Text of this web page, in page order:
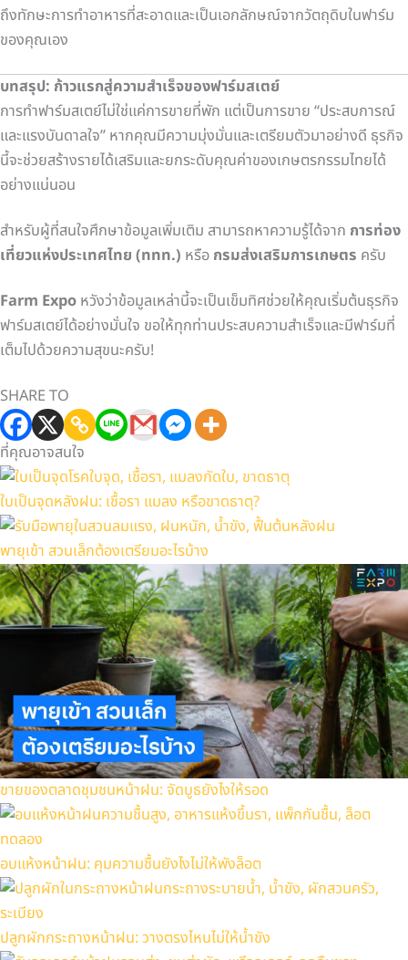
ถึงทักษะการทำอาหารที่สะอาดและเป็นเอกลักษณ์จากวัตถุดิบในฟาร์ม
ของคุณเอง
บทสรุป: ก้าวแรกสู่ความสำเร็จของฟาร์มสเตย์
การทำฟาร์มสเตย์ไม่ใช่แค่การขายที่พัก แต่เป็นการขาย “ประสบการณ์
และแรงบันดาลใจ” หากคุณมีความมุ่งมั่นและเตรียมตัวมาอย่างดี ธุรกิจ
นี้จะช่วยสร้างรายได้เสริมและยกระดับคุณค่าของเกษตรกรรมไทยได้
อย่างแน่นอน
สำหรับผู้ที่สนใจศึกษาข้อมูลเพิ่มเติม สามารถหาความรู้ได้จาก การท่อง
เที่ยวแห่งประเทศไทย (ททท.) หรือ กรมส่งเสริมการเกษตร ครับ
Farm Expo หวังว่าข้อมูลเหล่านี้จะเป็นเข็มทิศช่วยให้คุณเริ่มต้นธุรกิจ
ฟาร์มสเตย์ได้อย่างมั่นใจ ขอให้ทุกท่านประสบความสำเร็จและมีฟาร์มที่
เต็มไปด้วยความสุขนะครับ!
SHARE TO
ที่คุณอาจสนใจ
ใบเป็นจุดหลังฝน: เชื้อรา แมลง หรือขาดธาตุ?
พายุเข้า สวนเล็กต้องเตรียมอะไรบ้าง
ขายของตลาดชุมชนหน้าฝน: จัดบูธยังไงให้รอด
อบแห้งหน้าฝน: คุมความชื้นยังไงไม่ให้พังล็อต
ปลูกผักกระถางหน้าฝน: วางตรงไหนไม่ให้น้ำขัง